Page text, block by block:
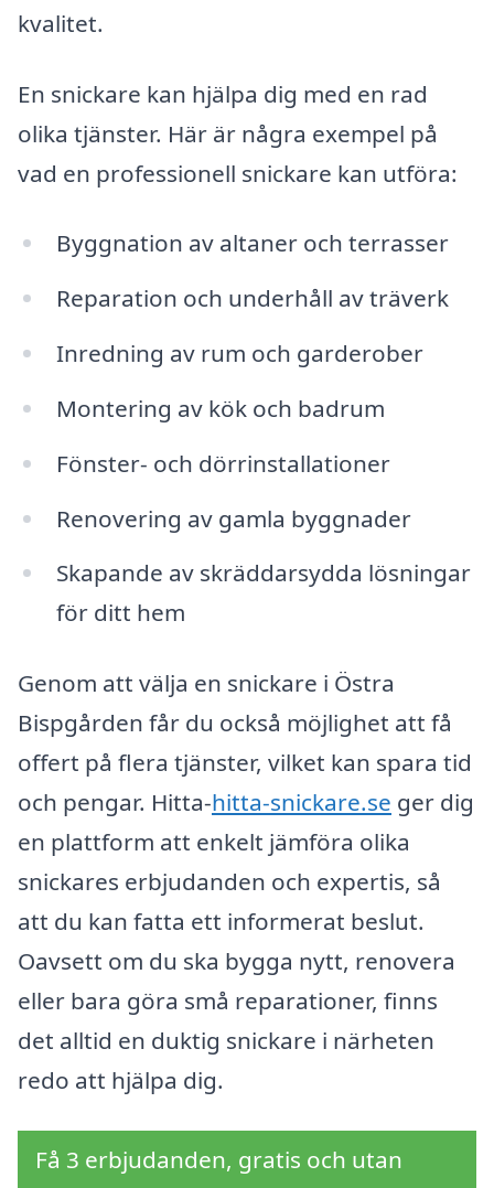
kvalitet.
En snickare kan hjälpa dig med en rad
olika tjänster. Här är några exempel på
vad en professionell snickare kan utföra:
Byggnation av altaner och terrasser
Reparation och underhåll av träverk
Inredning av rum och garderober
Montering av kök och badrum
Fönster- och dörrinstallationer
Renovering av gamla byggnader
Skapande av skräddarsydda lösningar
för ditt hem
Genom att välja en snickare i Östra
Bispgården får du också möjlighet att få
offert på flera tjänster, vilket kan spara tid
och pengar. Hitta-hitta-snickare.se ger dig
en plattform att enkelt jämföra olika
snickares erbjudanden och expertis, så
att du kan fatta ett informerat beslut.
Oavsett om du ska bygga nytt, renovera
eller bara göra små reparationer, finns
det alltid en duktig snickare i närheten
redo att hjälpa dig.
Få 3 erbjudanden, gratis och utan